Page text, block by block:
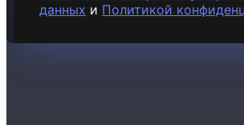
данных и Политикой